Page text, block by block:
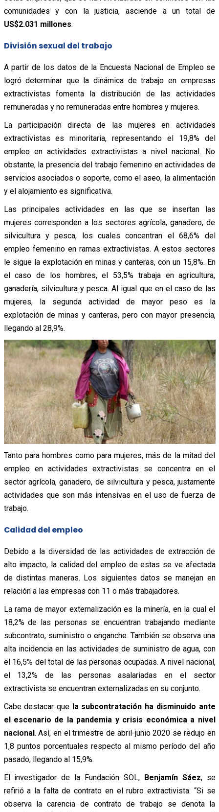
comunidades y con la justicia, asciende a un total de
US$2.031 millones.
División sexual del trabajo
A partir de los datos de la Encuesta Nacional de Empleo se
logró determinar que la dinámica de trabajo en empresas
extractivistas fomenta la distribución de las actividades
remuneradas y no remuneradas entre hombres y mujeres.
La participación directa de las mujeres en actividades
extractivistas es minoritaria, representando el 19,8% del
empleo en actividades extractivistas a nivel nacional. No
obstante, la presencia del trabajo femenino en actividades de
servicios asociados o soporte, como el aseo, la alimentación
y el alojamiento es significativa.
Las principales actividades en las que se insertan las
mujeres corresponden a los sectores agrícola, ganadero, de
silvicultura y pesca, los cuales concentran el 68,6% del
empleo femenino en ramas extractivistas. A estos sectores
le sigue la explotación en minas y canteras, con un 15,8%. En
el caso de los hombres, el 53,5% trabaja en agricultura,
ganadería, silvicultura y pesca. Al igual que en el caso de las
mujeres, la segunda actividad de mayor peso es la
explotación de minas y canteras, pero con mayor presencia,
llegando al 28,9%.
Tanto para hombres como para mujeres, más de la mitad del
empleo en actividades extractivistas se concentra en el
sector agrícola, ganadero, de silvicultura y pesca, justamente
actividades que son más intensivas en el uso de fuerza de
trabajo.
Calidad del empleo
Debido a la diversidad de las actividades de extracción de
alto impacto, la calidad del empleo de estas se ve afectada
de distintas maneras. Los siguientes datos se manejan en
relación a las empresas con 11 o más trabajadores.
La rama de mayor externalización es la minería, en la cual el
18,2% de las personas se encuentran trabajando mediante
subcontrato, suministro o enganche. También se observa una
alta incidencia en las actividades de suministro de agua, con
el 16,5% del total de las personas ocupadas. A nivel nacional,
el 13,2% de las personas asalariadas en el sector
extractivista se encuentran externalizadas en su conjunto.
Cabe destacar que la subcontratación ha disminuido ante
el escenario de la pandemia y crisis económica a nivel
nacional . Así, en el trimestre de abril-junio 2020 se redujo en
1,8 puntos porcentuales respecto al mismo período del año
pasado, llegando al 15,9%.
El investigador de la Fundación SOL,
Benjamín Sáez, se
refirió a la falta de contrato en el rubro extractivista. “Si se
observa la carencia de contrato de trabajo se denota la